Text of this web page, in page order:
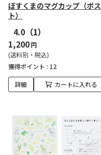
ぽすくまのマグカップ（ポス
ト）
4.0 （1）
1,200円
(送料別・税込)
獲得ポイント : 12
詳細 カートに入れる